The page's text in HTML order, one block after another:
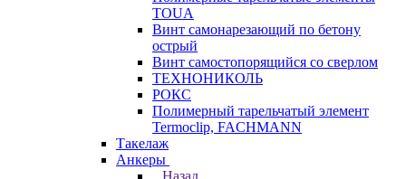
TOUA
Винт самонарезающий по бетону
острый
Винт самостопорящийся со сверлом
ТЕХНОНИКОЛЬ
РОКС
Полимерный тарельчатый элемент
Termoclip, FACHMANN
Такелаж
Анкеры
Назад